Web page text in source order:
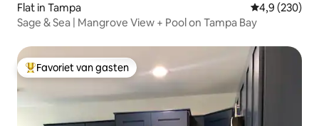
Flat in Tampa Gemiddelde
4,9 (230)
Sage & Sea | Mangrove View + Pool on Tampa Bay
Topfavoriet van gasten
Favoriet van gasten